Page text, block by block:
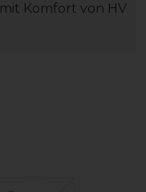
Komfort von HV